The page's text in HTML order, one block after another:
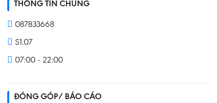
THÔNG TIN CHUNG
087833668
S1.07
07:00 - 22:00
ĐÓNG GÓP/ BÁO CÁO